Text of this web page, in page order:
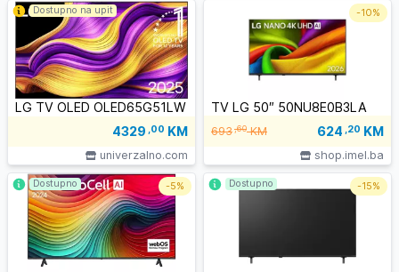
LG TV OLED OLED65G51LW
4329 ,00 KM
univerzalno.com
Dostupno na upit
TV LG 50″ 50NU8E0B3LA
693,60KM 624 ,20 KM
shop.imel.ba
-10%
Dostupno -5% Dostupno -15%